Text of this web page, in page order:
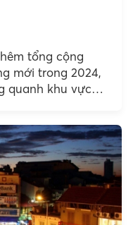
tổng cộng
mới trong 2024,
quanh khu vực